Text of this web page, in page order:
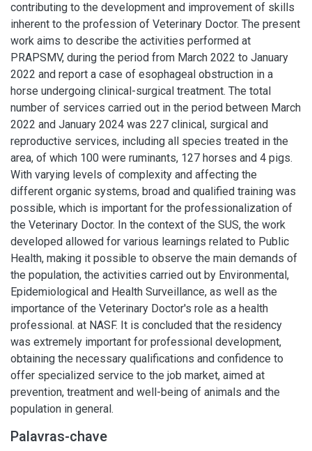
contributing to the development and improvement of skills
inherent to the profession of Veterinary Doctor. The present
work aims to describe the activities performed at
PRAPSMV, during the period from March 2022 to January
2022 and report a case of esophageal obstruction in a
horse undergoing clinical-surgical treatment. The total
number of services carried out in the period between March
2022 and January 2024 was 227 clinical, surgical and
reproductive services, including all species treated in the
area, of which 100 were ruminants, 127 horses and 4 pigs.
With varying levels of complexity and affecting the
different organic systems, broad and qualified training was
possible, which is important for the professionalization of
the Veterinary Doctor. In the context of the SUS, the work
developed allowed for various learnings related to Public
Health, making it possible to observe the main demands of
the population, the activities carried out by Environmental,
Epidemiological and Health Surveillance, as well as the
importance of the Veterinary Doctor's role as a health
professional. at NASF. It is concluded that the residency
was extremely important for professional development,
obtaining the necessary qualifications and confidence to
offer specialized service to the job market, aimed at
prevention, treatment and well-being of animals and the
population in general.
Palavras-chave